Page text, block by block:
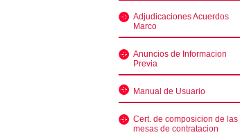
Adjudicaciones Acuerdos
Marco
Anuncios de Informacion
Previa
Manual de Usuario
Cert. de composicion de las
mesas de contratacion